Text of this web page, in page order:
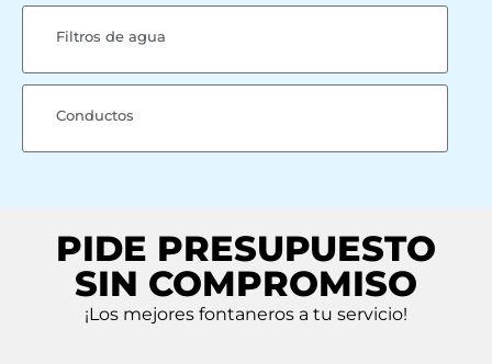
Filtros de agua
Conductos
PIDE PRESUPUESTO
SIN COMPROMISO
¡Los mejores fontaneros a tu servicio!